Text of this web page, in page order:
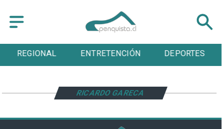
REGIONAL ENTRETENCIÓN DEPORTES
RICARDO GARECA